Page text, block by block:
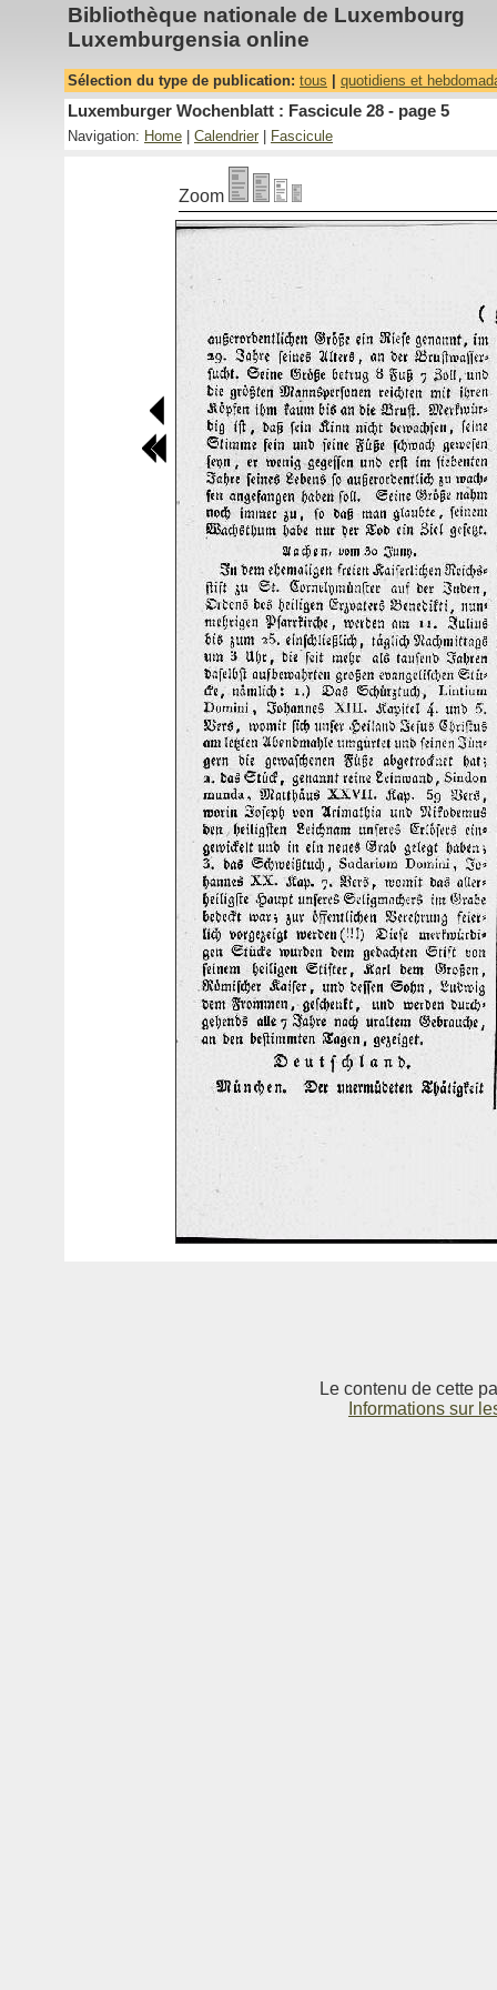
Bibliothèque nationale de Luxembourg
Luxemburgensia online
Sélection du type de publication: tous quotidiens et
Luxemburger Wochenblatt : Fascicule 28 - page 5
Navigation: Home Calendrier Fascicule
Zoom
Le contenu de cette
Informations sur